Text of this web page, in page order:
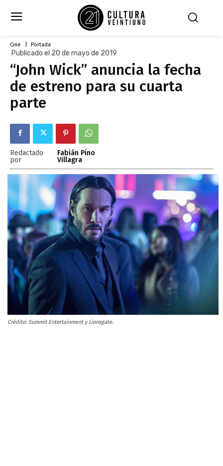
Cine Portada
Publicado el 20 de mayo de 2019
“John Wick” anuncia la fecha
de estreno para su cuarta
parte
Redactado
por
Fabián Pino
Villagra
Crédito: Summit Entertainment y Lionsgate.